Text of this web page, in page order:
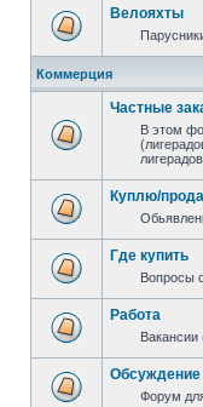
Велояхты
Коммерция
Частные
В этом
Куплю/
Где купить
Вопросы
Работа
Обсуждение
Форум